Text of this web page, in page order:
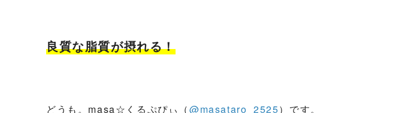
良質な脂質が摂れる！
どうも。masa☆くるぷぴぃ（@masataro_2525）です。